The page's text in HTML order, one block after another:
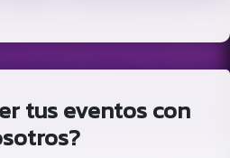
tus eventos con